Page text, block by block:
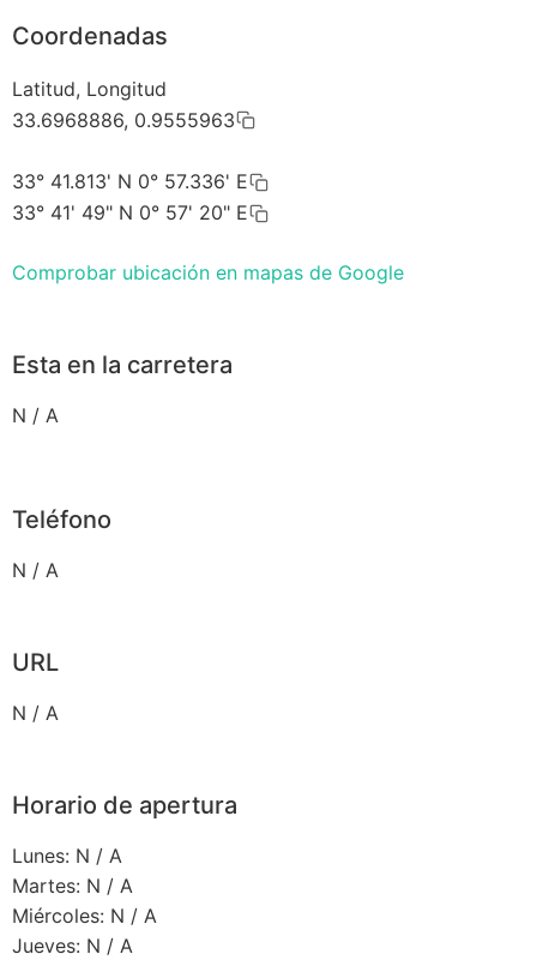
Coordenadas
Latitud, Longitud
33.6968886, 0.9555963
33° 41.813' N 0° 57.336' E
33° 41' 49" N 0° 57' 20" E
Comprobar ubicación en mapas de Google
Esta en la carretera
N / A
Teléfono
N / A
URL
N / A
Horario de apertura
Lunes: N / A
Martes: N / A
Miércoles: N / A
Jueves: N / A